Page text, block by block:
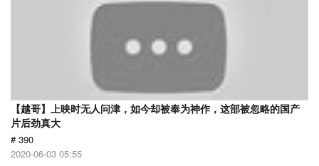
【越哥】上映时无人问津，如今却被奉为神作，这部被忽略的国产
片后劲真大
# 390
2020-06-03 05:55